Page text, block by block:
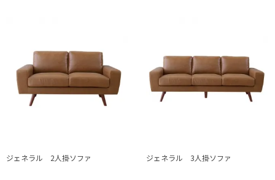
ジェネラル 2人掛ソファ ジェネラル 3人掛ソファ